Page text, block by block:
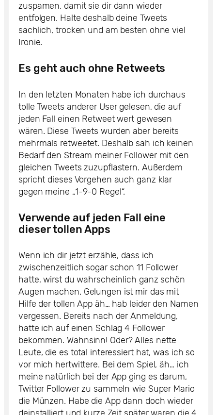
zuspamen, damit sie dir dann wieder
entfolgen. Halte deshalb deine Tweets
sachlich, trocken und am besten ohne viel
Ironie.
Es geht auch ohne Retweets
In den letzten Monaten habe ich durchaus
tolle Tweets anderer User gelesen, die auf
jeden Fall einen Retweet wert gewesen
wären. Diese Tweets wurden aber bereits
mehrmals retweetet. Deshalb sah ich keinen
Bedarf den Stream meiner Follower mit den
gleichen Tweets zuzupflastern. Außerdem
spricht dieses Vorgehen auch ganz klar
gegen meine „1-9-0 Regel“.
Verwende auf jeden Fall eine
dieser tollen Apps
Wenn ich dir jetzt erzähle, dass ich
zwischenzeitlich sogar schon 11 Follower
hatte, wirst du wahrscheinlich ganz schön
Augen machen. Gelungen ist mir das mit
Hilfe der tollen App äh… hab leider den Namen
vergessen. Bereits nach der Anmeldung,
hatte ich auf einen Schlag 4 Follower
bekommen. Wahnsinn! Oder? Alles nette
Leute, die es total interessiert hat, was ich so
vor mich hertwittere. Bei dem Spiel, äh… ich
meine natürlich bei der App ging es darum,
Twitter Follower zu sammeln wie Super Mario
die Münzen. Habe die App dann doch wieder